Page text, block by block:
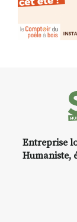
Entreprise
Humaniste,